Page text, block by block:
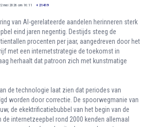
mei 2026 om 16:11 + 21419
van AI-gerelateerde aandelen herinneren sterk
eind jaren negentig. Destijds steeg de
procenten per jaar, aangedreven door het
met een internetstrategie de toekomst in
herhaalt dat patroon zich met kunstmatige
de technologie laat zien dat periodes van
worden door correctie. De spoorwegmanie van
de ekektrificatiebubbel van het begin van de
internetzeepbel rond 2000 kenden allemaal